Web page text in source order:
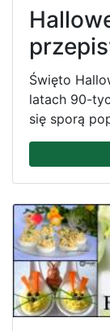
Święto
latach 90-
się sporą